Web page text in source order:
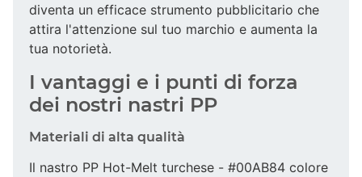
diventa un efficace strumento pubblicitario che
attira l'attenzione sul tuo marchio e aumenta la
tua notorietà.
I vantaggi e i punti di forza
dei nostri nastri PP
Materiali di alta qualità
Il nastro PP Hot-Melt turchese - #00AB84 colore